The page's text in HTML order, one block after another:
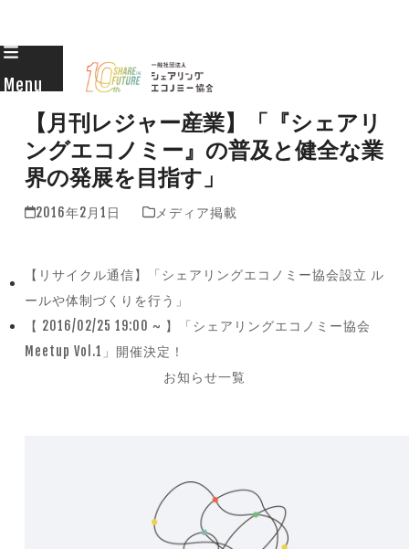
Skip
to
content
Menu
【月刊レジャー産業】「『シェアリ
ングエコノミー』の普及と健全な業
界の発展を目指す」
2016年2月1日 メディア掲載
previous
post:
【リサイクル通信】「シェアリングエコノミー協会設立 ル
ールや体制づくりを行う」
next
【 2016/02/25 19:00 ~ 】「シェアリングエコノミー協会
Meetup Vol.1」開催決定！
お知らせ一覧